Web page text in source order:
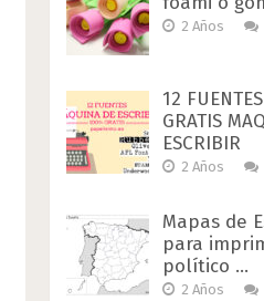
2 Años
12
GRATIS
ESCRIBIR
2 Años
Mapas de
para
político …
2 Años